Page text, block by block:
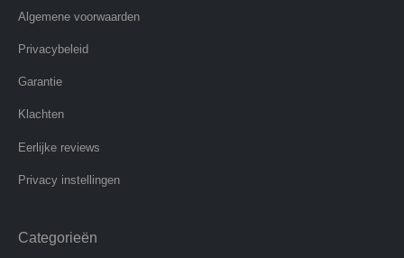
Algemene voorwaarden
Privacybeleid
Garantie
Klachten
Eerlijke reviews
Privacy instellingen
Categorieën